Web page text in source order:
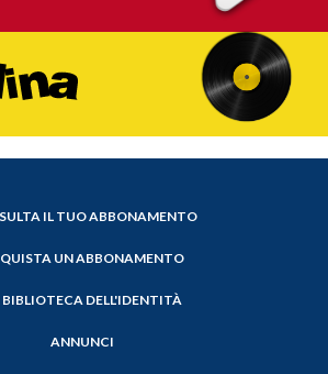
IL TUO ABBONAMENTO
UN ABBONAMENTO
BIBLIOTECA DELL'IDENTITÀ
ANNUNCI